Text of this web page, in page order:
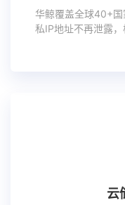
华鲸覆盖全球40+国
私IP地址不再泄露
云